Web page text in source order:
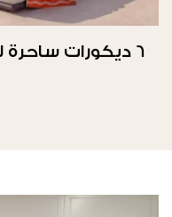
6 ديكورات ساحرة للاسترخاء امام المسبح